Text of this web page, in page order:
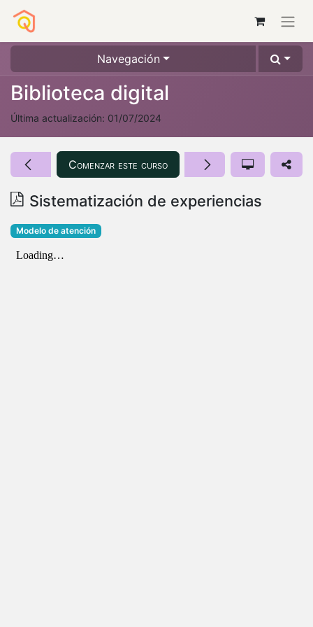
Navegación
Biblioteca digital
Última actualización: 01/07/2024
Sistematización de experiencias
Comenzar este curso
Modelo de atención